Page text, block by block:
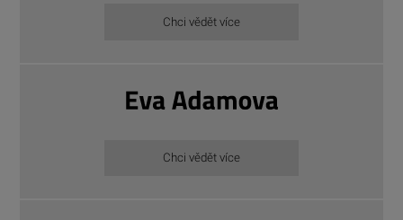
Chci vědět více
Chci vědět více